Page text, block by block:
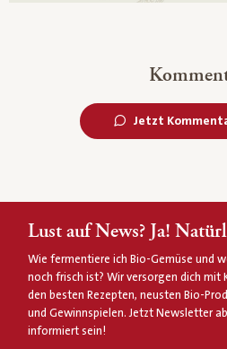
Jetzt
Lust auf News? Ja!
Wie fermentiere ich Bio-Gemüse und
noch frisch ist? Wir versorgen dich mit
den besten Rezepten, neusten Bio-
und Gewinnspielen. Jetzt Newsletter
informiert sein!